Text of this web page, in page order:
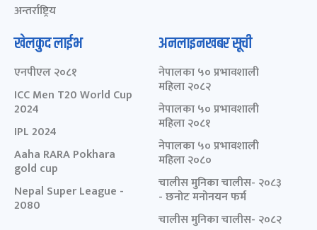
अन्तर्राष्ट्रिय
खेलकुद लाईभ
एनपीएल २०८१
ICC Men T20 World Cup
2024
IPL 2024
Aaha RARA Pokhara
gold cup
Nepal Super League -
2080
अनलाइनखबर सूची
नेपालका ५० प्रभावशाली
महिला २०८२
नेपालका ५० प्रभावशाली
महिला २०८१
नेपालका ५० प्रभावशाली
महिला २०८०
चालीस मुनिका चालीस- २०८३
- छनोट मनोनयन फर्म
चालीस मुनिका चालीस- २०८२